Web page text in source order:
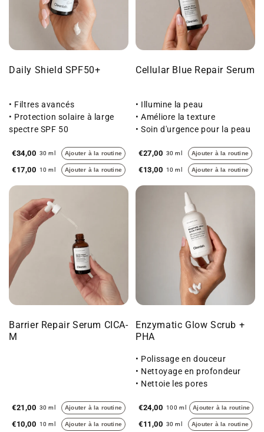
Daily Shield SPF50+
• Filtres avancés
• Protection solaire à large
spectre SPF 50
€34,00 30 ml Ajouter à la routine
€17,00 10 ml Ajouter à la routine
Cellular Blue Repair Serum
• Illumine la peau
• Améliore la texture
• Soin d'urgence pour la peau
€27,00 30 ml Ajouter à la routine
€13,00 10 ml Ajouter à la routine
Barrier Repair Serum CICA-
M
€21,00 30 ml Ajouter à la routine
€10,00 10 ml Ajouter à la routine
Enzymatic Glow Scrub +
PHA
• Polissage en douceur
• Nettoyage en profondeur
• Nettoie les pores
€24,00 100 ml Ajouter à la routine
€11,00 30 ml Ajouter à la routine